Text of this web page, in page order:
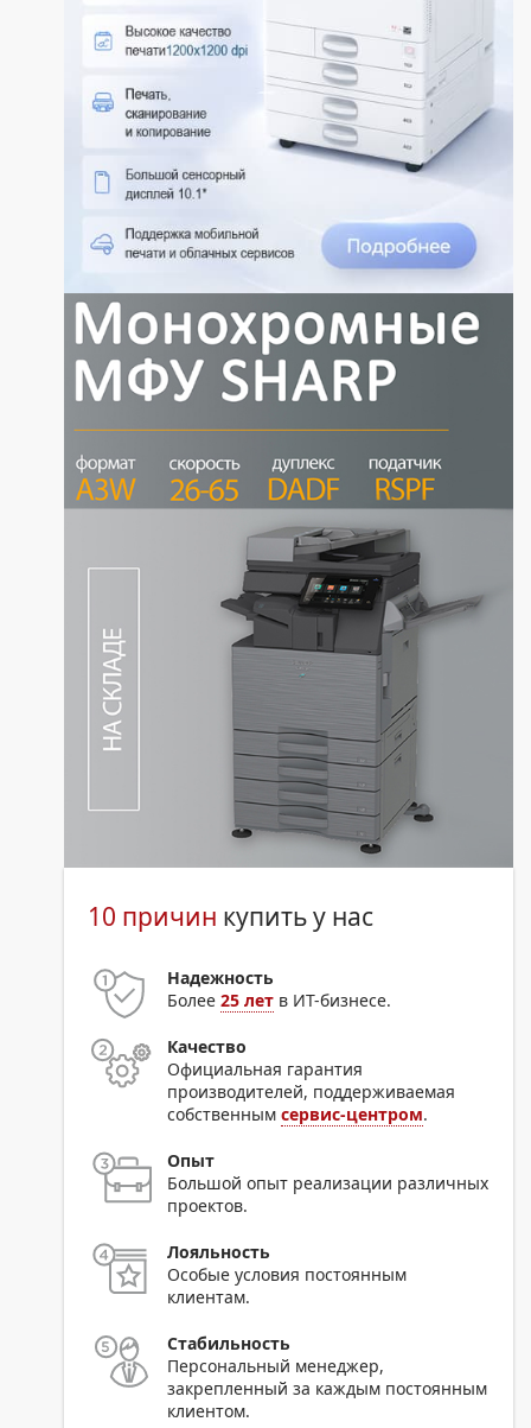
10 причин купить у нас
Надежность
Более25 лет в ИТ-бизнесе.
Качество
Официальная гарантия
производителей, поддерживаемая
собственнымсервис-центром.
Опыт
Большой опыт реализации различных
проектов.
Лояльность
Особые условия постоянным
клиентам.
Стабильность
Персональный менеджер,
закрепленный за каждым постоянным
клиентом.